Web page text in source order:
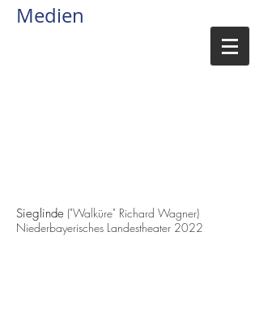
Medien
Sieglinde ("Walküre" Richard Wagner)
Niederbayerisches Landestheater 2022